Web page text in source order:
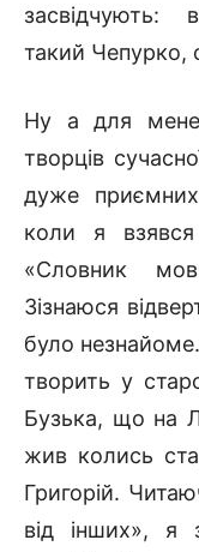
засвідчують:
такий Чепурко,
Ну а для мене
творців
дуже
коли я
«Словник
Зізнаюся
було
творить у
Бузька, що на
жив колись
Григорій.
від інших», я